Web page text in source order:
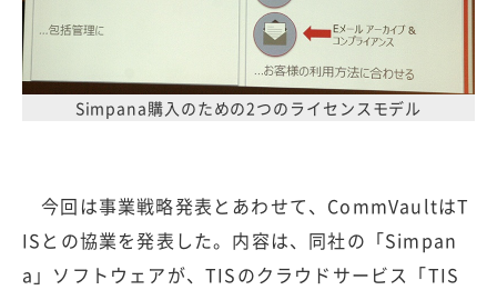
Simpana購入のための2つのライセンスモデル
今回は事業戦略発表とあわせて、CommVaultはT
ISとの協業を発表した。内容は、同社の「Simpan
a」ソフトウェアが、TISのクラウドサービス「TIS